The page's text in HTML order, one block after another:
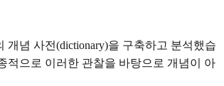
개념 사전(dictionary)을 구축하고 분석했습
적으로 이러한 관찰을 바탕으로 개념이 아